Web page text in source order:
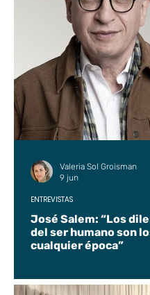
José Salem: “Los
del ser humano son
cualquier época”
ENTREVISTAS
Valeria Sol Groisman
9 jun